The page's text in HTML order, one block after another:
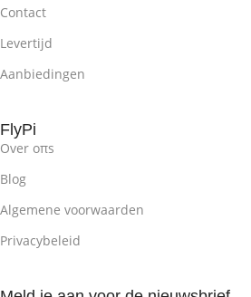
Contact
Levertijd
Aanbiedingen
FlyPi
Over oπs
Blog
Algemene voorwaarden
Privacybeleid